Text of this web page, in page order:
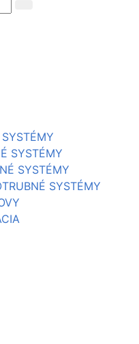
SYSTÉMY
SYSTÉMY
SYSTÉMY